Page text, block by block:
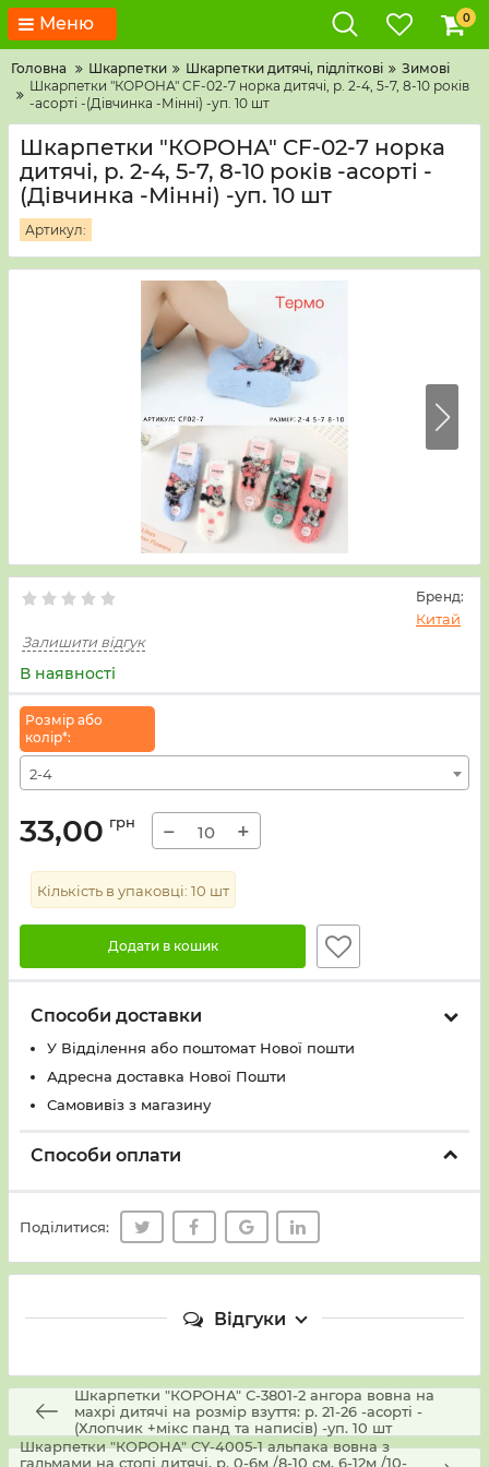
Меню 0
Головна Шкарпетки Шкарпетки дитячі, підліткові
Зимові
Шкарпетки "КОРОНА" CF-02-7 норка дитячі, р. 2-4, 5-7, 8-10 років
-асорті -(Дівчинка -Мінні) -уп. 10 шт
Шкарпетки "КОРОНА" CF-02-7 норка
дитячі, р. 2-4, 5-7, 8-10 років -асорті -
(Дівчинка -Мінні) -уп. 10 шт
Артикул:
Бренд:
Китай
Залишити відгук
В наявності
Розмiр або
колiр*:
2-4
33,00 грн − +
Кількість в упаковці: 10 шт
Додати в кошик
Способи доставки
У Вiддiлення або поштомат Нової пошти
Адресна доставка Нової Пошти
Самовивіз з магазину
Способи оплати
Поділитися:
Відгуки
Шкарпетки "КОРОНА" С-3801-2 ангора вовна на
махрі дитячі на розмір взуття: р. 21-26 -асорті -
(Хлопчик +мікс панд та написів) -уп. 10 шт
Шкарпетки "КОРОНА" CY-4005-1 альпака вовна з
гальмами на стопі дитячі, р. 0-6м /8-10 см, 6-12м /10-